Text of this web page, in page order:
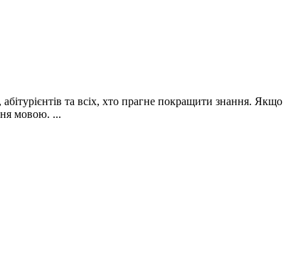
та всіх, хто прагне покращити знання. Якщо
мовою. ...